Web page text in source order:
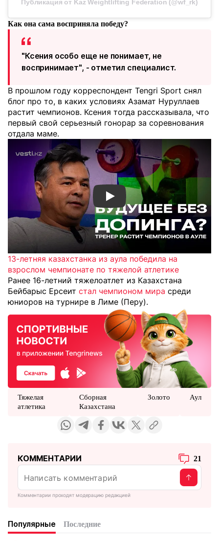
Публикация от Kaz Weightlifting Federation (@wf_rk)
Как она сама восприняла победу?
"Ксения особо еще не понимает, не
воспринимает", - отметил специалист.
В прошлом году корреспондент Tengri Sport снял
блог про то, в каких условиях Азамат Нуруллаев
растит чемпионов. Ксения тогда рассказывала, что
первый свой серьезный гонорар за соревнования
отдала маме.
Смотреть видео YouTube
13-летняя казахстанка из аула победила на
взрослом чемпионате по тяжелой атлетике
Ранее 16-летний тяжелоатлет из Казахстана
Бейбарыс Ерсеит стал чемпионом мира среди
юниоров на турнире в Лиме (Перу).
Тяжелая
атлетика
Сборная
Казахстана
Золото Аул
КОММЕНТАРИИ 21
Комментарии проходят модерацию редакцией
Популярные Последние